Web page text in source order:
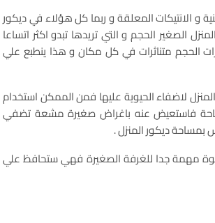
و الانتيكات المعلقة و ربما كل هؤلاء في ديكور
الصغير الحجم و التي تريدها تبدو اكثر اتساعا
واحدة كبيرة بدلا من 5 لوحات صغيرات الحجم متناثرات في كل مكان و هذا ينطبع علي
المنزل لاضفاء الحيوية عليها فمن الممكن استخدام
فاستعيض عنه باغراض صغيرة مشعة تضفي
بمساحة ديكور المنزل .
مهمة جدا للغرفة الصغيرة فهي ستحافظ علي